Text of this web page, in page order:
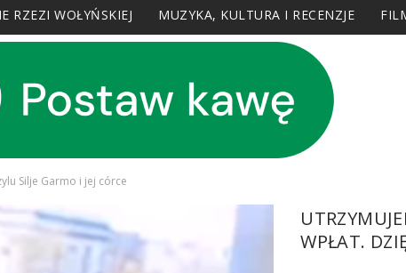
RZEZI WOŁYŃSKIEJ MUZYKA, KULTURA I RECENZJE
Silje Garmo i jej córce
WPŁAT.